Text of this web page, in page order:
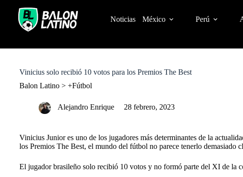
o
Noticias México Perú
Vinicius solo recibió 10 votos para los Premios The Best
Balon Latino > +Fútbol
Alejandro Enrique 28 febrero, 2023
Vinicius Junior es uno de los jugadores más determinantes de la
los Premios The Best, el mundo del fútbol no parece tenerlo demasiado
El jugador brasileño solo recibió 10 votos y no formó parte del XI de la